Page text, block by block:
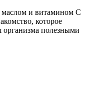
маслом и витамином С
которое
организма полезными